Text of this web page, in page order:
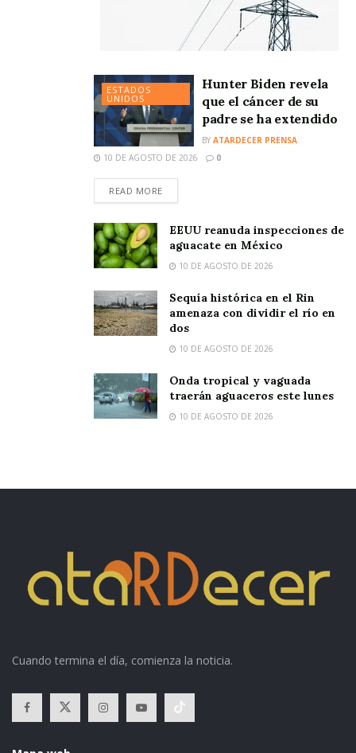
ESTADOS
UNIDOS
Hunter Biden revela
que el cáncer de su
padre se ha extendido
BY ATARDECER PRENSA
10 DE AGOSTO DE 2026
0
READ MORE
EEUU reanuda inspecciones de
aguacate en México
10 DE AGOSTO DE 2026
Sequía histórica en el Rin
amenaza con dividir el río en
dos
10 DE AGOSTO DE 2026
Onda tropical y vaguada
traerán aguaceros este lunes
10 DE AGOSTO DE 2026
Cuando termina el día, comienza la noticia.